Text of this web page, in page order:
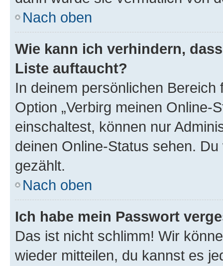
Nach oben
Wie kann ich verhindern,
Liste auftaucht?
In deinem persönlichen
Option „Verbirg meinen Online-
einschaltest, können nur
deinen Online-Status sehen.
gezählt.
Nach oben
Ich habe mein Passwort
Das ist nicht schlimm! Wir
wieder mitteilen, du kannst es